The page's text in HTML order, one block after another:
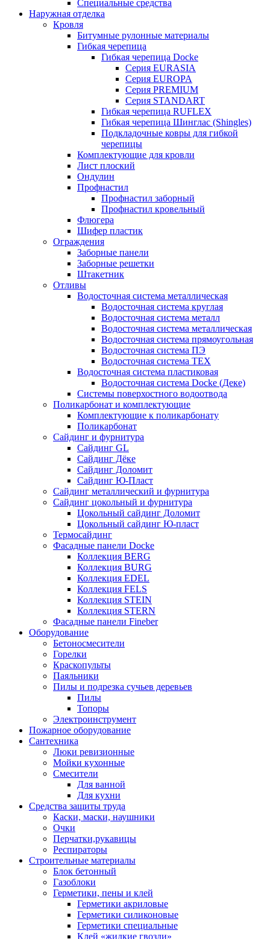
Специальные средства
Наружная отделка
Кровля
Битумные рулонные материалы
Гибкая черепица
Гибкая черепица Docke
Серия EURASIA
Серия EUROPA
Серия PREMIUM
Серия STANDART
Гибкая черепица RUFLEX
Гибкая черепица Шинглас (Shingles)
Подкладочные ковры для гибкой
черепицы
Комплектующие для кровли
Лист плоский
Ондулин
Профнастил
Профнастил заборный
Профнастил кровельный
Флюгера
Шифер пластик
Ограждения
Заборные панели
Заборные решетки
Штакетник
Отливы
Водосточная система металлическая
Водосточная система круглая
Водосточная система металл
Водосточная система металлическая
Водосточная система прямоугольная
Водосточная система ПЭ
Водосточная система ТЕХ
Водосточная система пластиковая
Водосточная система Docke (Деке)
Системы поверхостного водоотвода
Поликарбонат и комплектующие
Комплектующие к поликарбонату
Поликарбонат
Сайдинг и фурнитура
Сайдинг GL
Сайдинг Дёке
Сайдинг Доломит
Сайдинг Ю-Пласт
Сайдинг металлический и фурнитура
Сайдинг цокольный и фурнитура
Цокольный сайдинг Доломит
Цокольный сайдинг Ю-пласт
Термосайдинг
Фасадные панели Docke
Коллекция BERG
Коллекция BURG
Коллекция EDEL
Коллекция FELS
Коллекция STEIN
Коллекция STERN
Фасадные панели Fineber
Оборудование
Бетоносмесители
Горелки
Краскопульты
Паяльники
Пилы и подрезка сучьев деревьев
Пилы
Топоры
Электроинструмент
Пожарное оборудование
Сантехника
Люки ревизионные
Мойки кухонные
Смесители
Для ванной
Для кухни
Средства защиты труда
Каски, маски, наушники
Очки
Перчатки,рукавицы
Респираторы
Строительные материалы
Блок бетонный
Газоблоки
Герметики, пены и клей
Герметики акриловые
Герметики силиконовые
Герметики специальные
Клей «жидкие гвозди»